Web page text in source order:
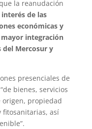
la reanudación
interés de las
económicas y
integración
del Mercosur y
presenciales de
bienes, servicios
origen, propiedad
así